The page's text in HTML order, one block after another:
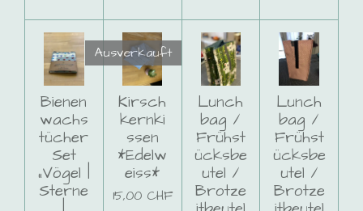
Bienen
wachs
tücher
Set
„Vögel |
Sterne
Ausverkauft
Kirsch
kernki
ssen
*Edelw
eiss*
15,00 CHF
Lunch
bag /
Frühst
ücksbe
utel /
Brotze
Lunch
bag /
Frühst
ücksbe
utel /
Brotze